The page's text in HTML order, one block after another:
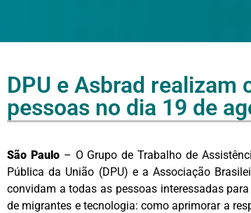
DPU e Asbrad
pessoas no dia 19 de
São Paulo– O Grupo de Trabalho de
Pública da União (DPU) e a Associação
convidam a todas as pessoas interessadas
de migrantes e tecnologia: como aprimorar a